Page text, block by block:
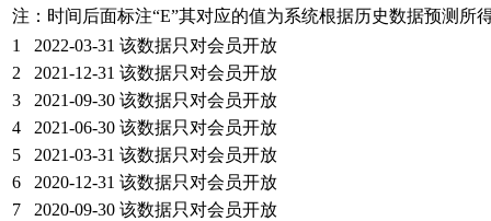
注：时间后面标注“E”其对应的值为系统根据历史数据预测所
1
2022-03-31 该数据只对会员开放
2
2021-12-31 该数据只对会员开放
3
2021-09-30 该数据只对会员开放
4
2021-06-30 该数据只对会员开放
5
2021-03-31 该数据只对会员开放
6
2020-12-31 该数据只对会员开放
7
2020-09-30 该数据只对会员开放